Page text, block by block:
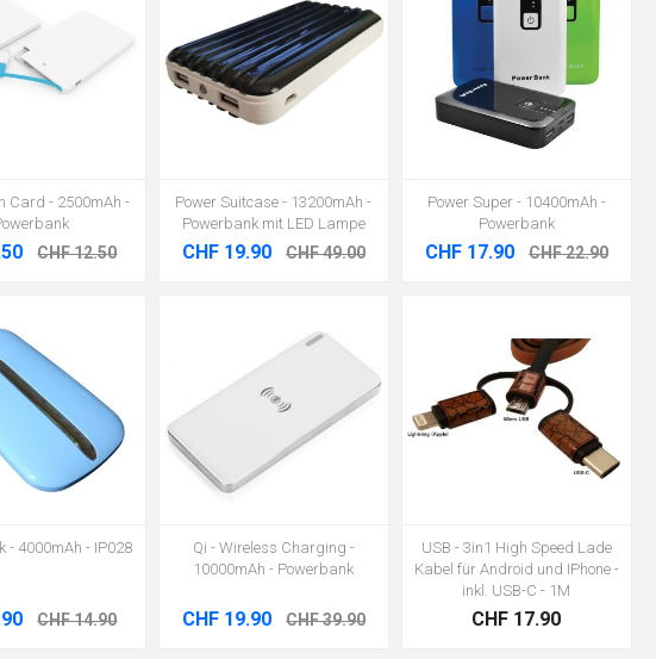
Card - 2500mAh -
CHF 12.50
Power Suitcase - 13200mAh -
Powerbank mit LED Lampe
CHF 19.90 CHF 49.00
Power Super - 10400mAh -
Powerbank
CHF 17.90 CHF 22.90
- 4000mAh - IP028
CHF 14.90
Qi - Wireless Charging -
10000mAh - Powerbank
CHF 19.90 CHF 39.90
USB - 3in1 High Speed Lade
Kabel für Android und IPhone -
inkl. USB-C - 1M
CHF 17.90